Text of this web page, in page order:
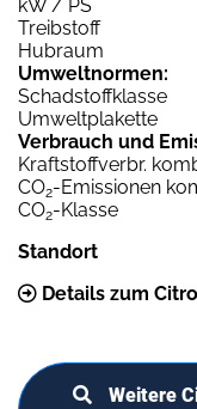
kW / PS
Treibstoff
Hubraum
Umweltnormen:
Schadstoffklasse
Umweltplakette
Verbrauch und
Kraftstoffverbr.
CO2-Emissionen
CO2-Klasse
Standort
Details zum
Weitere